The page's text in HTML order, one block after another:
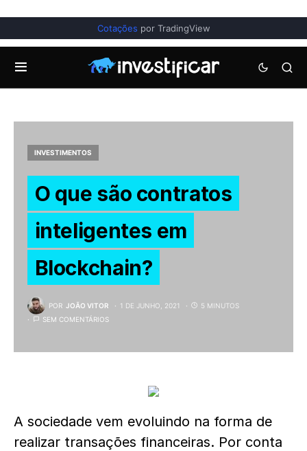
Cotações por TradingView
INVESTIMENTOS
O que são contratos
inteligentes em
Blockchain?
POR JOÃO VITOR 1 DE JUNHO, 2021
5 MINUTOS
SEM COMENTÁRIOS
A sociedade vem evoluindo na forma de
realizar transações financeiras. Por conta